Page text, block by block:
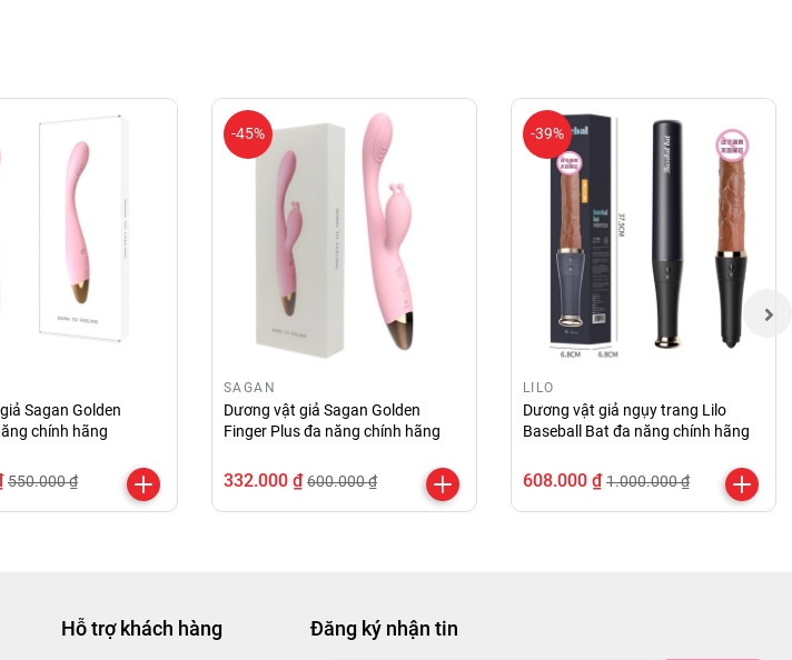
Sagan Golden
chính hãng
550.000 ₫
-45%
SAGAN
Dương vật giả Sagan Golden
Finger Plus đa năng chính hãng
332.000 ₫ 600.000 ₫
-39%
LILO
Dương vật giả ngụy trang Lilo
Baseball Bat đa năng chính hãng
608.000 ₫ 1.000.000 ₫
Hỗ trợ khách hàng Đăng ký nhận tin